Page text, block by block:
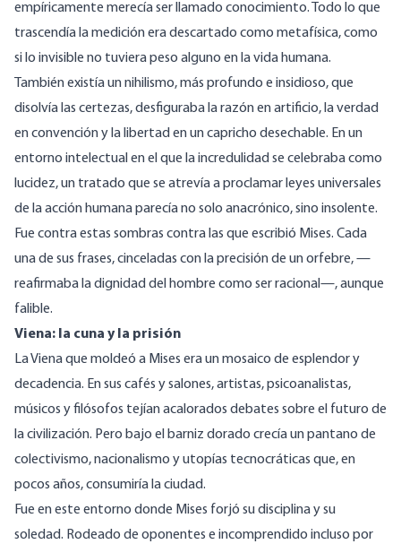
empíricamente merecía ser llamado conocimiento. Todo lo que
trascendía la medición era descartado como metafísica, como
si lo invisible no tuviera peso alguno en la vida humana.
También existía un nihilismo, más profundo e insidioso, que
disolvía las certezas, desfiguraba la razón en artificio, la verdad
en convención y la libertad en un capricho desechable. En un
entorno intelectual en el que la incredulidad se celebraba como
lucidez, un tratado que se atrevía a proclamar leyes universales
de la acción humana parecía no solo anacrónico, sino insolente.
Fue contra estas sombras contra las que escribió Mises. Cada
una de sus frases, cinceladas con la precisión de un orfebre, —
reafirmaba la dignidad del hombre como ser racional—, aunque
falible.
Viena: la cuna y la prisión
La Viena que moldeó a Mises era un mosaico de esplendor y
decadencia. En sus cafés y salones, artistas, psicoanalistas,
músicos y filósofos tejían acalorados debates sobre el futuro de
la civilización. Pero bajo el barniz dorado crecía un pantano de
colectivismo, nacionalismo y utopías tecnocráticas que, en
pocos años, consumiría la ciudad.
Fue en este entorno donde Mises forjó su disciplina y su
soledad. Rodeado de oponentes e incomprendido incluso por